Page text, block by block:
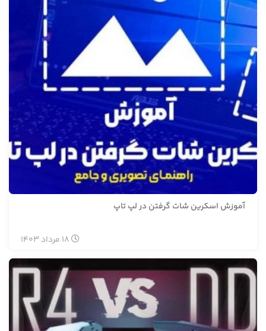
آموزش اسکرین شات گرفتن در لپ تاپ
18 مرداد 1403